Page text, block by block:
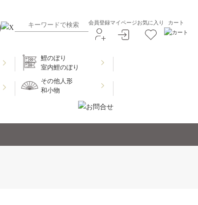
会員登録マイページお気に入り カート
鯉のぼり
室内鯉のぼり
その他人形
和小物